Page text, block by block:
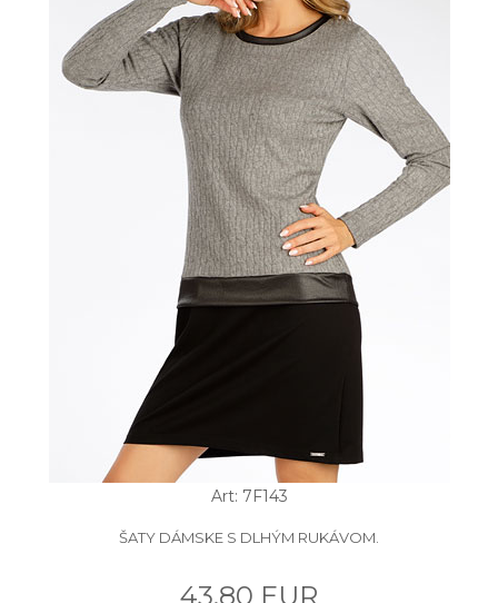
Art: 7F143
ŠATY DÁMSKE S DLHÝM RUKÁVOM.
43.80 EUR